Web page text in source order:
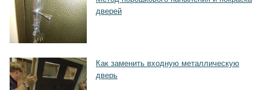
Хочу такую
дверей
Как заменить входную металлическую
дверь